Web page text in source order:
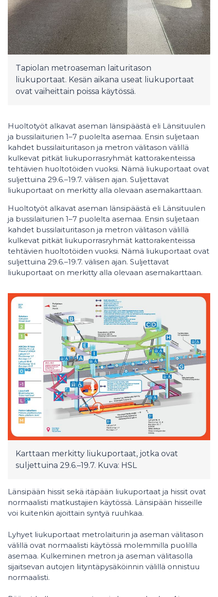
Tapiolan metroaseman laituritason
liukuportaat. Kesän aikana useat liukuportaat
ovat vaiheittain poissa käytössä.
Huoltotyöt alkavat aseman länsipäästä eli Länsituulen
ja bussilaiturien 1–7 puolelta asemaa. Ensin suljetaan
kahdet bussilaituritason ja metron välitason välillä
kulkevat pitkät liukuporrasryhmät kattorakenteissa
tehtävien huoltotöiden vuoksi. Nämä liukuportaat ovat
suljettuina 29.6.–19.7. välisen ajan. Suljettavat
liukuportaat on merkitty alla olevaan asemakarttaan.
Huoltotyöt alkavat aseman länsipäästä eli Länsituulen
ja bussilaiturien 1–7 puolelta asemaa. Ensin suljetaan
kahdet bussilaituritason ja metron välitason välillä
kulkevat pitkät liukuporrasryhmät kattorakenteissa
tehtävien huoltotöiden vuoksi. Nämä liukuportaat ovat
suljettuina 29.6.–19.7. välisen ajan. Suljettavat
liukuportaat on merkitty alla olevaan asemakarttaan.
Karttaan merkitty liukuportaat, jotka ovat
suljettuina 29.6.–19.7. Kuva: HSL
Länsipään hissit sekä itäpään liukuportaat ja hissit ovat
normaalisti matkustajien käytössä. Länsipään hisseille
voi kuitenkin ajoittain syntyä ruuhkaa.
Lyhyet liukuportaat metrolaiturin ja aseman välitason
välillä ovat normaalisti käytössä molemmilla puolilla
asemaa. Kulkeminen metron ja aseman välitasolla
sijaitsevan autojen liityntäpysäköinnin välillä onnistuu
normaalisti.